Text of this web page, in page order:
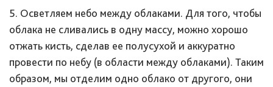
5. Осветляем небо между облаками. Для того, чтобы
облака не сливались в одну массу, можно хорошо
отжать кисть, сделав ее полусухой и аккуратно
провести по небу (в области между облаками). Таким
образом, мы отделим одно облако от другого, они